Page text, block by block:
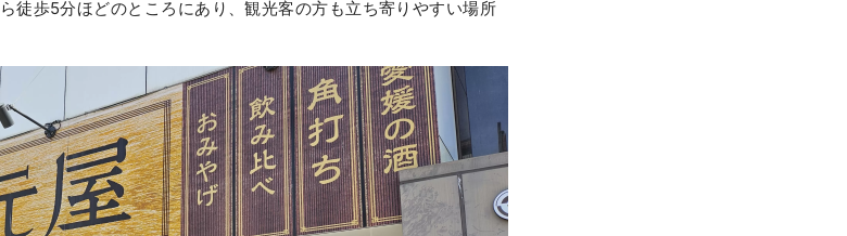
徒歩5分ほどのところにあり、観光客の方も立ち寄りやすい場所